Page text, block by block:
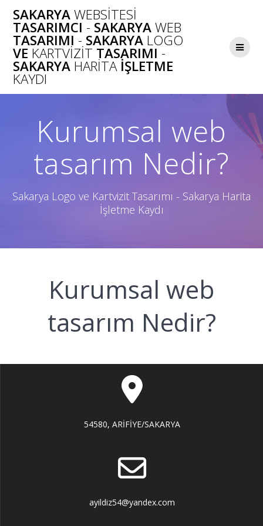
Skip
to
content
SAKARYAWEBSITESI
TASARIMCI - SAKARYAWEB
TASARIMI - SAKARYA LOGO
VE KARTVIZIT TASARIMI -
SAKARYA HARITAİŞLETME
KAYDI
Kurumsal web
tasarım Nedir?
Sakarya Logo ve Kartvizit Tasarımı - Sakarya Harita
İşletme Kaydı
Kurumsal web
tasarım Nedir?
54580, ARİFİYE/SAKARYA
ayildiz54@yandex.com